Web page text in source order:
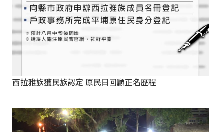
西拉雅族獲民族認定 原民日回顧正名歷程